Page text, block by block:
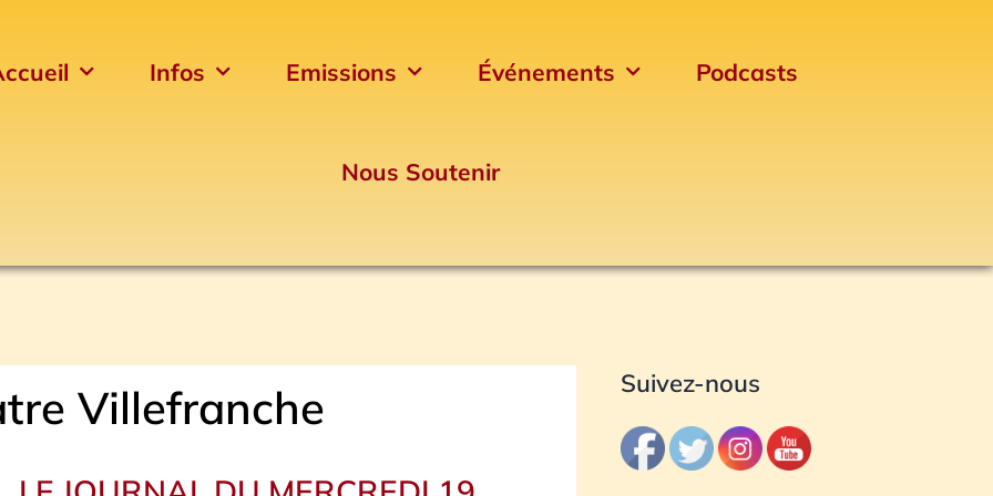
Infos Emissions Événements Podcasts
Nous Soutenir
Villefranche Suivez-nous
Archives